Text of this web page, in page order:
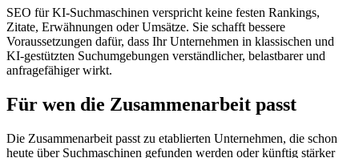
SEO für KI-Suchmaschinen verspricht keine festen Rankings,
Zitate, Erwähnungen oder Umsätze. Sie schafft bessere
Voraussetzungen dafür, dass Ihr Unternehmen in klassischen und
KI-gestützten Suchumgebungen verständlicher, belastbarer und
anfragefähiger wirkt.
Für wen die Zusammenarbeit passt
Die Zusammenarbeit passt zu etablierten Unternehmen, die schon
heute über Suchmaschinen gefunden werden oder künftig stärker